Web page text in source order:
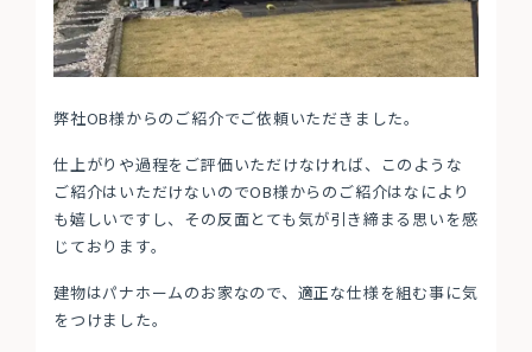
弊社OB様からのご紹介でご依頼いただきました。
仕上がりや過程をご評価いただけなければ、このような
ご紹介はいただけないのでOB様からのご紹介はなにより
も嬉しいですし、その反面とても気が引き締まる思いを感
じております。
建物はパナホームのお家なので、適正な仕様を組む事に気
をつけました。